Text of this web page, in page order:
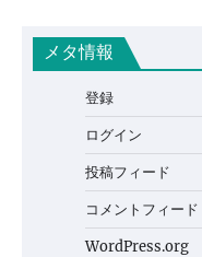
メタ情報
登録
ログイン
投稿フィード
コメントフィード
WordPress.org